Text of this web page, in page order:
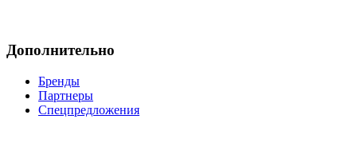
Дополнительно
Бренды
Партнеры
Спецпредложения